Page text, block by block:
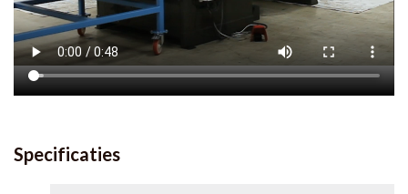
Specificaties